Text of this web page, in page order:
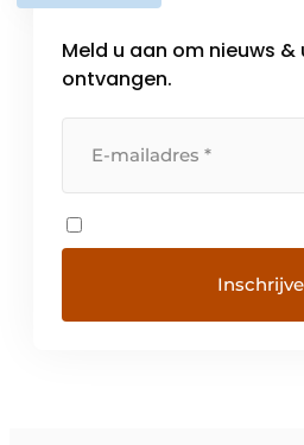
Meld u aan om nieuws
ontvangen.